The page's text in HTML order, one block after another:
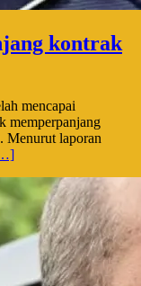
kontrak
mencapai
memperpanjang
Menurut laporan